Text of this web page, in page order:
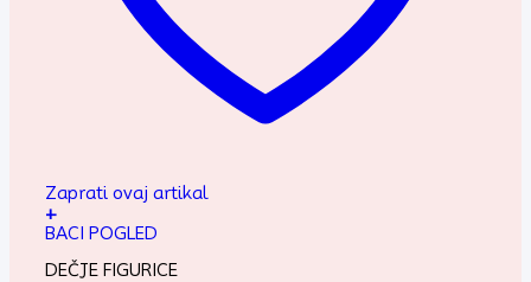
Zaprati ovaj artikal
+
BACI POGLED
DEČJE FIGURICE